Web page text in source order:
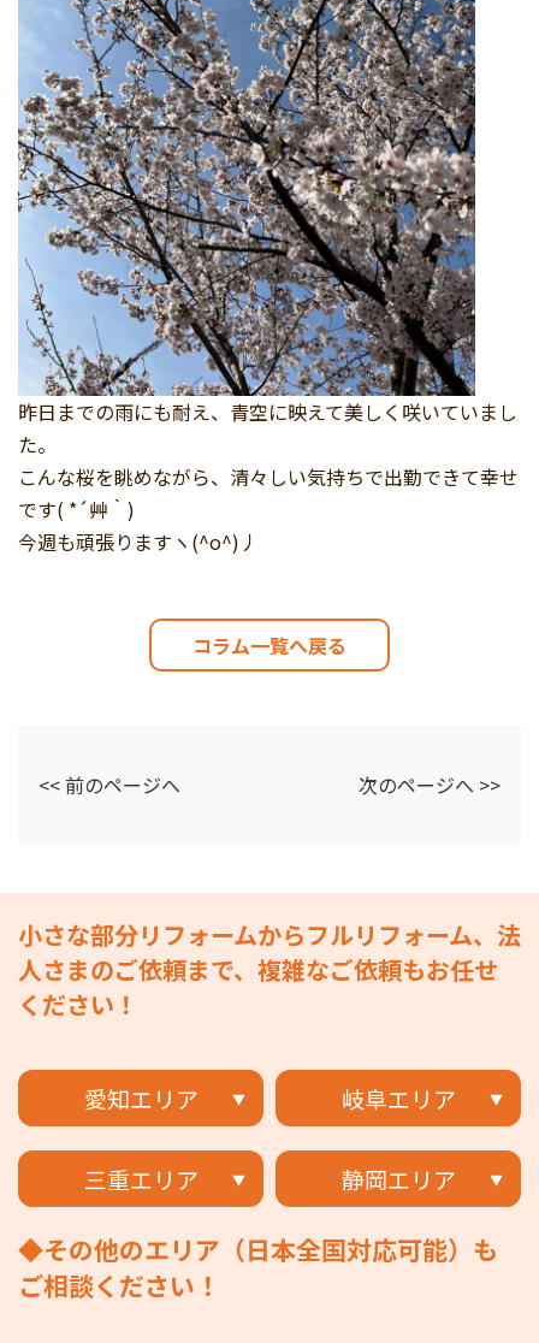
昨日までの雨にも耐え、青空に映えて美しく咲いていまし
た。
こんな桜を眺めながら、清々しい気持ちで出勤できて幸せ
です( *´艸｀)
今週も頑張りますヽ(^o^)丿
コラム一覧へ戻る
<< 前のページへ 次のページへ >>
小さな部分リフォームからフルリフォーム、法
人さまのご依頼まで、複雑なご依頼もお任せ
ください！
愛知エリア 岐阜エリア
三重エリア 静岡エリア
◆その他のエリア（日本全国対応可能）も
ご相談ください！